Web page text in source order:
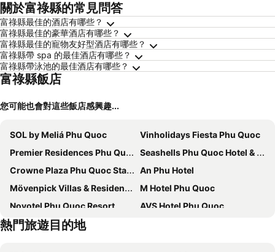
關於富祿縣的常見問答
富祿縣最佳的酒店有哪些？
富祿縣最佳的豪華酒店有哪些？
富祿縣最佳的寵物友好型酒店有哪些？
富祿縣帶 spa 的最佳酒店有哪些？
富祿縣帶泳池的最佳酒店有哪些？
富祿縣飯店
您可能也會對這些飯店感興趣...
SOL by Meliá Phu Quoc
Vinholidays Fiesta Phu Quoc
Premier Residences Phu Quoc Emerald Bay Managed by Accor
Seashells Phu Quoc Hotel & Spa
Crowne Plaza Phu Quoc Starbay By Ihg
An Phu Hotel
Mövenpick Villas & Residences Phu Quoc
M Hotel Phu Quoc
Novotel Phu Quoc Resort
AVS Hotel Phu Quoc
Khách sạn MoonLight An Khánh Hà Nội
熱門旅遊目的地